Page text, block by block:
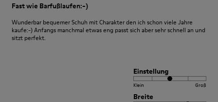
Fast wie Barfußlaufen:-)
Wunderbar bequemer Schuh mit Charakter den ich schon viele Jahre
kaufe:-) Anfangs manchmal etwas eng passt sich aber sehr schnell an und
sitzt perfekt.
Einstellung
Klein Groß
Breite